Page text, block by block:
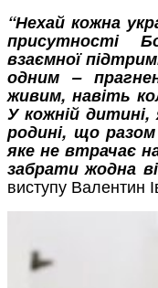
“Нехай кожна
присутності
взаємної
одним –
живим, навіть
У кожній дитині,
родині, що
яке не втрачає
забрати жодна
виступу Валентин